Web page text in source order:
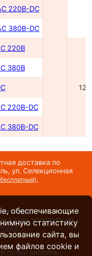
220B-DC
380B-DC
220B
380B
220B-DC
380B-DC
доставка по
ул. Селекционная
,
каких условиях не
право вносить
обеспечивающие
статистику
сайта, вы
файлов cookie и